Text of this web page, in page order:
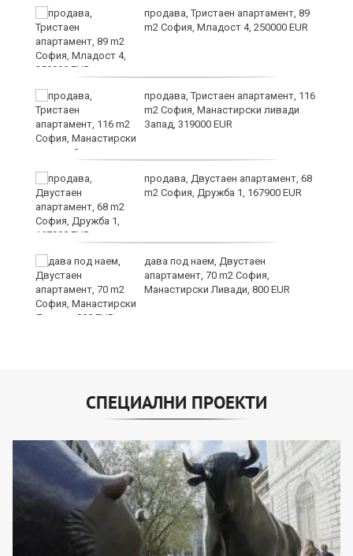
продава, Тристаен апартамент, 89
m2 София, Младост 4, 250000 EUR
продава, Тристаен апартамент, 116
m2 София, Манастирски ливади
Запад, 319000 EUR
продава, Двустаен апартамент, 68
m2 София, Дружба 1, 167900 EUR
дава под наем, Двустаен
апартамент, 70 m2 София,
Манастирски Ливади, 800 EUR
СПЕЦИАЛНИ ПРОЕКТИ